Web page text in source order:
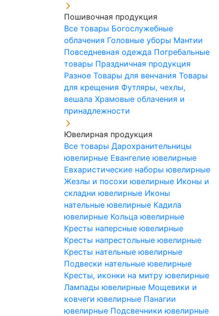
Пошивочная продукция
Все товары Богослужебные
облачения Головные уборы Мантии
Повседневная одежда Погребальные
товары Праздничная продукция
Разное Товары для венчания Товары
для крещения Футляры, чехлы,
вешала Храмовые облачения и
принадлежности
Ювелирная продукция
Все товары Дарохранительницы
ювелирные Евангелие ювелирные
Евхаристические наборы ювелирные
Жезлы и посохи ювелирные Иконы и
складни ювелирные Иконы
нательные ювелирные Кадила
ювелирные Кольца ювелирные
Кресты наперсные ювелирные
Кресты напрестольные ювелирные
Кресты нательные ювелирные
Подвески нательные ювелирные
Кресты, иконки на митру ювелирные
Лампады ювелирные Мощевики и
ковчеги ювелирные Панагии
ювелирные Подсвечники ювелирные